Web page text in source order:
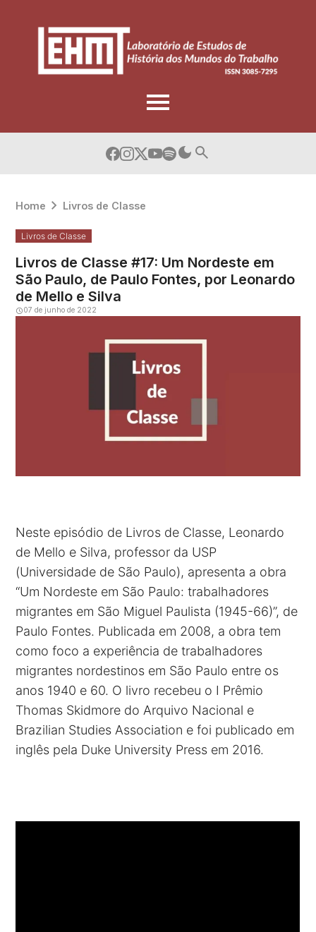
Home Livros de Classe
Livros de Classe
Livros de Classe #17: Um Nordeste em
São Paulo, de Paulo Fontes, por Leonardo
de Mello e Silva
07 de junho de 2022
Neste episódio de Livros de Classe, Leonardo
de Mello e Silva, professor da USP
(Universidade de São Paulo), apresenta a obra
“Um Nordeste em São Paulo: trabalhadores
migrantes em São Miguel Paulista (1945-66)”, de
Paulo Fontes. Publicada em 2008, a obra tem
como foco a experiência de trabalhadores
migrantes nordestinos em São Paulo entre os
anos 1940 e 60. O livro recebeu o I Prêmio
Thomas Skidmore do Arquivo Nacional e
Brazilian Studies Association e foi publicado em
inglês pela Duke University Press em 2016.